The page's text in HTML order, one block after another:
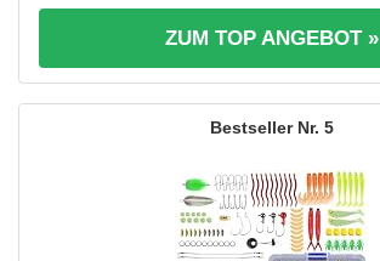
ZUM TOP ANGEBOT »
5